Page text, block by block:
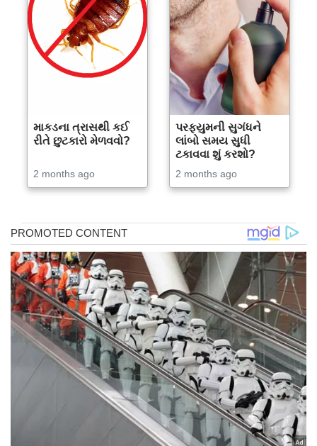
માકડના ત્રાસથી કઈ
રીતે છુટકારો મેળવવો?
2 months ago
પરફ્યુમની સુગંધને
લાંબો સમય સુધી
ટકાવવા શું કરશો?
2 months ago